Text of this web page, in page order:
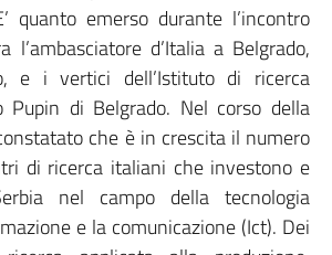
quanto emerso durante l’incontro
l’ambasciatore d’Italia a Belgrado,
e i vertici dell’Istituto di ricerca
Pupin di Belgrado. Nel corso della
che è in crescita il numero
di ricerca italiani che investono e
nel campo della tecnologia
e la comunicazione (Ict). Dei